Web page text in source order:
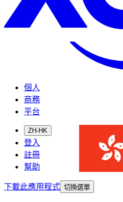
個人
商務
平台
ZH-HK
登入
註冊
幫助
下載此應用程式 切換選單